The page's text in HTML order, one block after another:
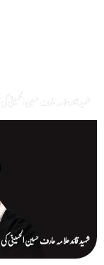
شہید قائد علامہ عارف حسین الحسینیؒ کی 38ویں برسی پر قائد ملت جعفریہ پاکستان علامہ ساجد علی نقوی کا اہم پیغام